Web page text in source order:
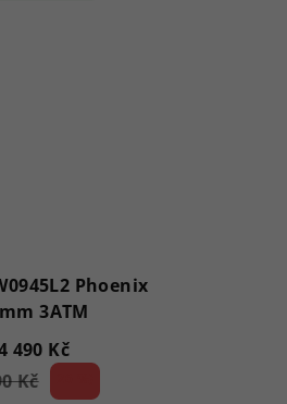
Phoenix
3ATM
490 Kč
Kč